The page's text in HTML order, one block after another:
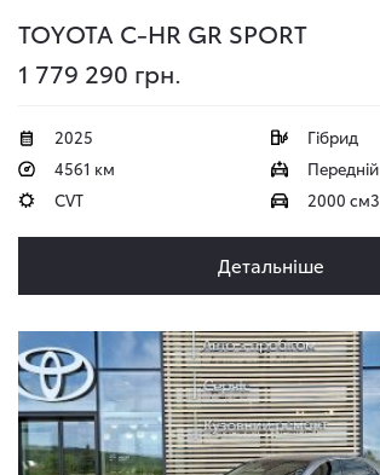
TOYOTA C-HR GR SPORT
1 779 290 грн.
2025
4561 км
CVT
Гібрид
Передній
2000 см3
Детальніше